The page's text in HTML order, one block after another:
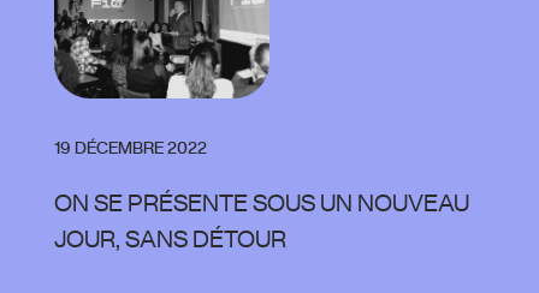
19 DÉCEMBRE 2022
ON SE PRÉSENTE SOUS UN NOUVEAU
JOUR, SANS DÉTOUR